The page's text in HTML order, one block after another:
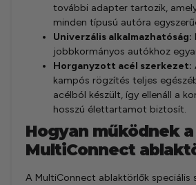
további adapter tartozik,
minden típusú autóra
Univerzális alkalmazhatóság:
jobbkormányos autókhoz
Horganyzott acél szerkezet:
kampós rögzítés teljes
acélból készült, így ellenáll a
hosszú élettartamot biztosít.
Hogyan működnek a
MultiConnect
A MultiConnect ablaktörlők speciális